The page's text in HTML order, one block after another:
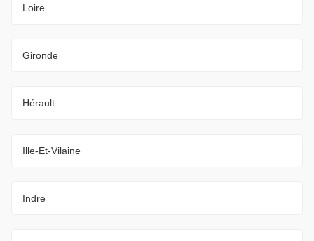
Loire
Gironde
Hérault
Ille-Et-Vilaine
Indre